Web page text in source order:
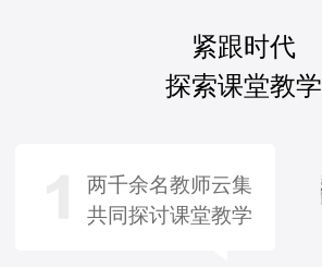
紧跟时代
探索课堂教学
两千余名教师云集
共同探讨课堂教学